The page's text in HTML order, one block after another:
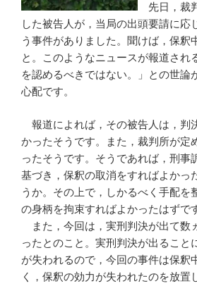
先日，裁
した被告人が，当局の出頭要請に応
う事件がありました。聞けば，保釈
と。このようなニュースが報道され
を認めるべきではない。」との世論
心配です。
報道によれば，その被告人は，判
かったそうです。また，裁判所が定
ったそうです。そうであれば，刑事
基づき，保釈の取消をすればよかっ
うか。その上で，しかるべく手配を
の身柄を拘束すればよかったはずで
また，今回は，実刑判決が出て数
ったとのこと。実刑判決が出ること
が失われるので，今回の事件は保釈
く，保釈の効力が失われたのを放置